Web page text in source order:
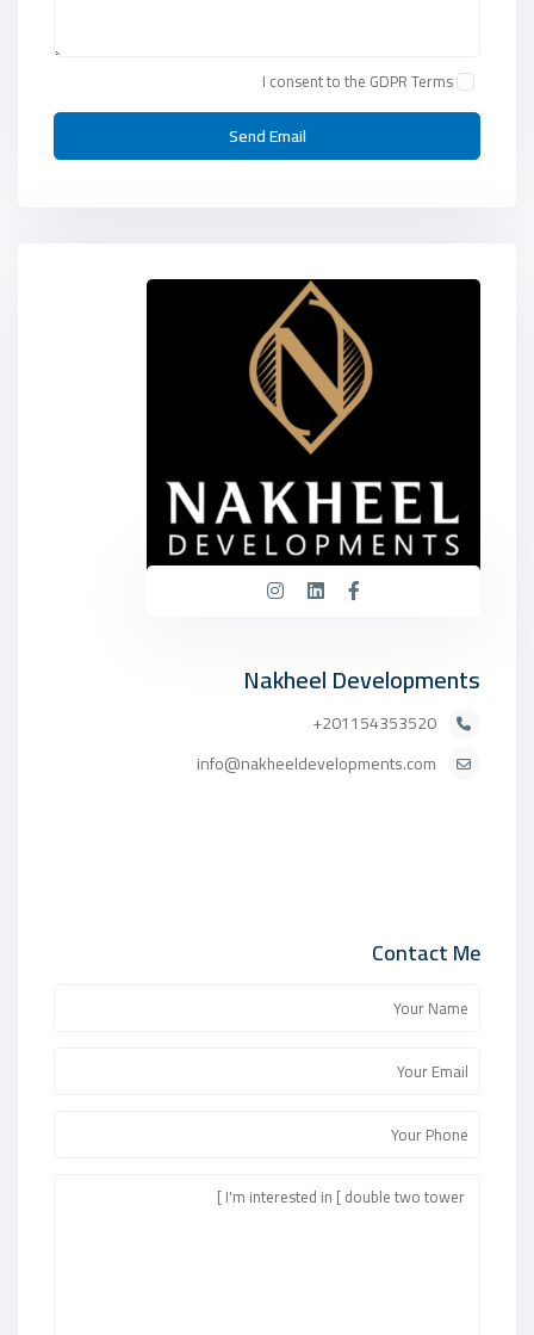
I consent to the GDPR Terms
Nakheel Developments
201154353520+
info@nakheeldevelopments.com
Contact Me